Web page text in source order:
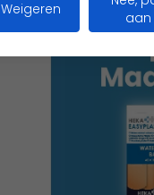
Weigeren
aan